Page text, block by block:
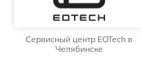
Сервисный центр EOTech в
Челябинске